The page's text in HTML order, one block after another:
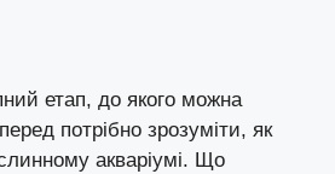
етап, до якого можна
потрібно зрозуміти, як
акваріумі. Що